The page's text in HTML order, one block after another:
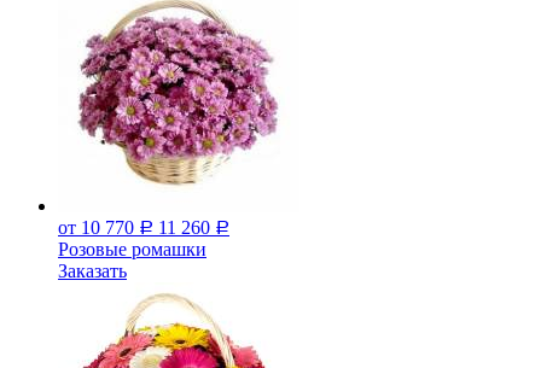
от 10 770 Р 11 260 Р
Розовые ромашки
Заказать